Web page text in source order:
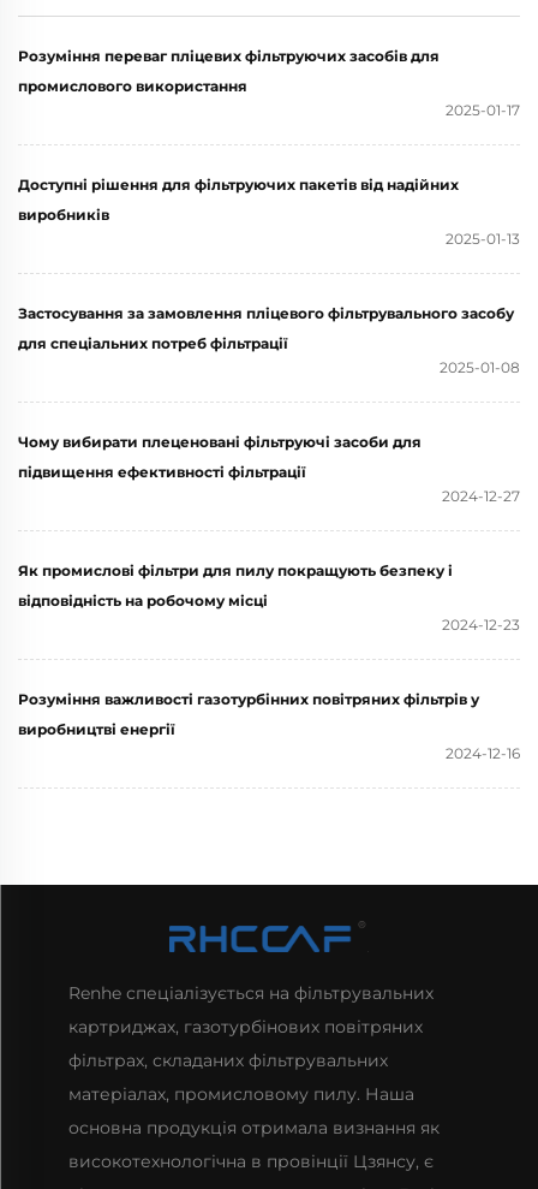
Розуміння переваг пліцевих фільтруючих засобів для
промислового використання
2025-01-17
Доступні рішення для фільтруючих пакетів від надійних
виробників
2025-01-13
Застосування за замовлення пліцевого фільтрувального засобу
для спеціальних потреб фільтрації
2025-01-08
Чому вибирати плеценовані фільтруючі засоби для
підвищення ефективності фільтрації
2024-12-27
Як промислові фільтри для пилу покращують безпеку і
відповідність на робочому місці
2024-12-23
Розуміння важливості газотурбінних повітряних фільтрів у
виробництві енергії
2024-12-16
Renhe спеціалізується на фільтрувальних
картриджах, газотурбінових повітряних
фільтрах, складаних фільтрувальних
матеріалах, промисловому пилу. Наша
основна продукція отримала визнання як
високотехнологічна в провінції Цзянсу, є